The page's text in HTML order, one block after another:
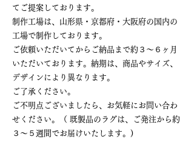
てご提案しております。
制作工場は、山形県・京都府・大阪府の国内の
工場で制作しております。
ご依頼いただいてからご納品まで約３〜６ヶ月
いただいております。納期は、商品やサイズ、
デザインにより異なります。
ご了承ください。
ご不明点ございましたら、お気軽にお問い合わ
せください。（ 既製品のラグは、ご発注から約
３〜５週間でお届けいたします。)